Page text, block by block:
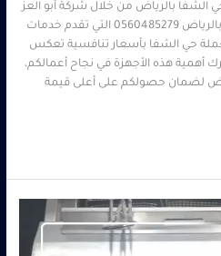
بالرياض من خلال شركة أبو العز
لشراء معدات مطاعم مستعملة بالرياض 0560485279 التي تقدم خدمات
حي الشفا بأسعار تنافسية تعكس
أهمية هذه الأجهزة في نجاح أعمالكم،
لضمان حصولكم على أعلى قيمة